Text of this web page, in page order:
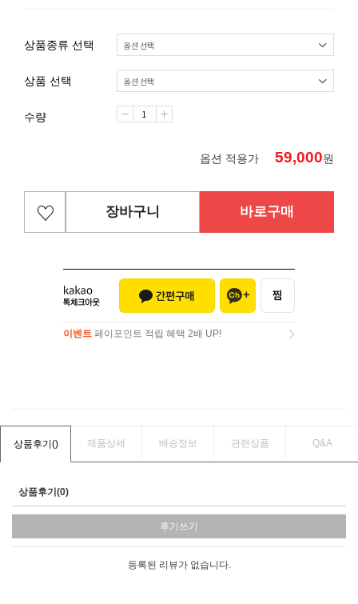
상품종류 선택
상품 선택
수량
옵션 적용가 59,000원
장바구니 바로구매
이벤트 페이포인트 적립 혜택 2배 UP!
상품후기() 제품상세 배송정보 관련상품 Q&A
상품후기(0)
후기쓰기
등록된 리뷰가 없습니다.